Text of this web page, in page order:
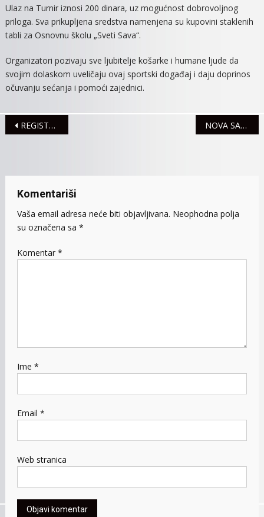
Ulaz na Turnir iznosi 200 dinara, uz mogućnost dobrovoljnog
priloga. Sva prikupljena sredstva namenjena su kupovini staklenih
tabli za Osnovnu školu „Sveti Sava“.
Organizatori pozivaju sve ljubitelje košarke i humane ljude da
svojim dolaskom uveličaju ovaj sportski događaj i daju doprinos
očuvanju sećanja i pomoći zajednici.
Navigacija
REGISTROVANE TRI SAOBRAĆAJNE NEZGODE NOVA SAOBRAĆAJNA PRAVILA U CENTRU GRADA
Komentariši
Vaša email adresa neće biti objavljivana. Neophodna polja
su označena sa *
Komentar *
Ime *
Email *
Web stranica